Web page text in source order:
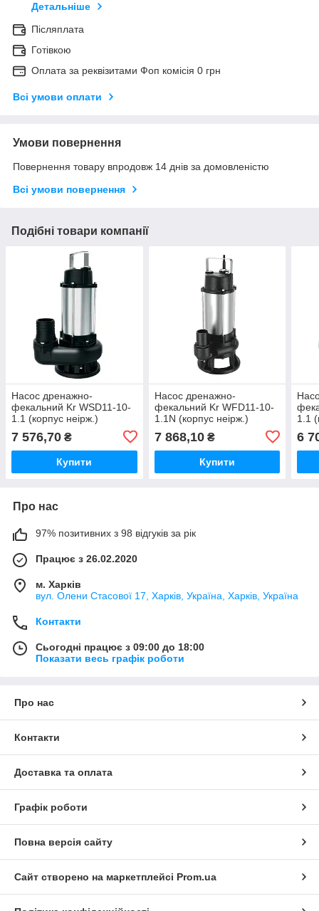
Детальніше
Післяплата
Готівкою
Оплата за реквізитами Фоп комісія 0 грн
Всі умови оплати
Умови повернення
Повернення товару впродовж 14 днів за домовленістю
Всі умови повернення
Подібні товари компанії
Насос дренажно-
фекальний Kr WSD11-10-
1.1 (корпус неірж.)
7 576,70 ₴
Купити
Насос дренажно-
фекальний Kr WFD11-10-
1.1N (корпус неірж.)
7 868,10₴
Купити
1.1
6
Про нас
97% позитивних з 98 відгуків за рік
Працює з 26.02.2020
м. Харків
вул. Олени Стасової 17, Харків, Україна, Харків, Україна
Контакти
Сьогодні працює з 09:00 до 18:00
Показати весь графік роботи
Про нас
Контакти
Доставка та оплата
Графік роботи
Повна версія сайту
Сайт створено на маркетплейсі Prom.ua